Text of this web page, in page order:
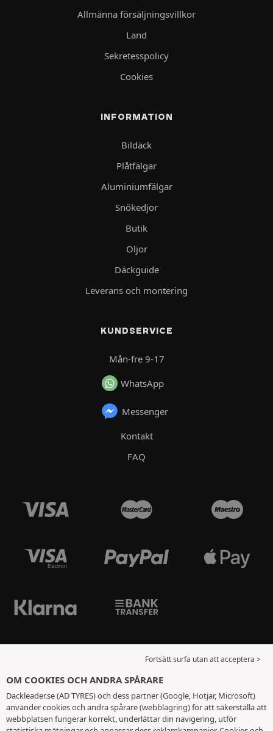
Allmänna försäljningsvillkor
Land
Sekretesspolicy
Cookies
INFORMATION
Bildäck
Plåtfälgar
Aluminiumfälgar
Snökedjor
Butik
Oljor
Däckguide
Leverans och montering
KUNDSERVICE
Mån-fre 9-17
WhatsApp
Messenger
Kontakt
FAQ
Fortsätt surfa utan att acceptera >
OM COOKIES OCH ANDRA SPÅRARE
Dackleader.se (AD TYRES) och dess partner (Google, Hotjar, Microsoft)
använder cookies och andra spårare (webblagring) för att säkerställa att
webbplatsen fungerar korrekt, underlättar din navigering, utför